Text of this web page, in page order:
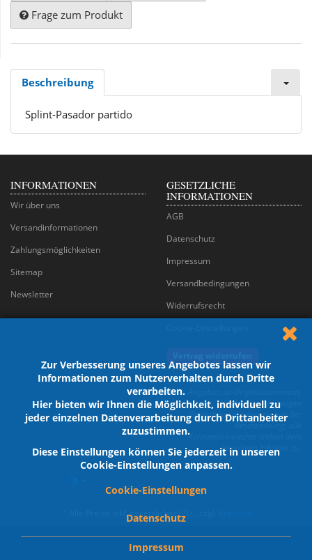
Zur Verbesserung unseres Angebotes lassen wir
Informationen zum Nutzerverhalten durch Dritte
verarbeiten.
Hier bieten wir Ihnen die Möglichkeit, individuell zu
jeder einzelnen Datenverarbeitung durch Drittanbeiter
zuzustimmen.
Diese Einstellungen können Sie jederzeit in unseren
Cookie-Einstellungen anpassen.
Cookie-Einstellungen
Datenschutz
Impressum
Frage zum Produkt
Beschreibung
Splint-Pasador partido
INFORMATIONEN
Wir über uns
Versandinformationen
Zahlungsmöglichkeiten
Sitemap
Newsletter
GESETZLICHE
INFORMATIONEN
AGB
Datenschutz
Impressum
Versandbedingungen
Widerrufsrecht
Marken und sonstigen
Bezeichnungen dienen nur der
Beschreibung; alle
Kennzeichenrechte stehen dem
jeweiligen Inhaber zu.
Alle Preise inkl. gesetzlicher USt., zzgl.